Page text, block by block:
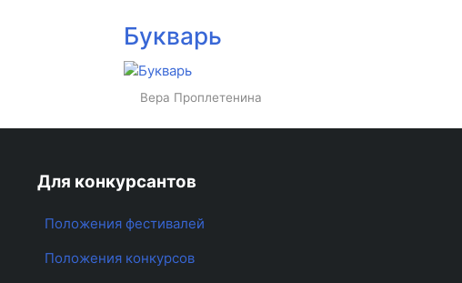
Букварь
Вера Проплетенина
Для конкурсантов
Положения фестивалей
Положения конкурсов